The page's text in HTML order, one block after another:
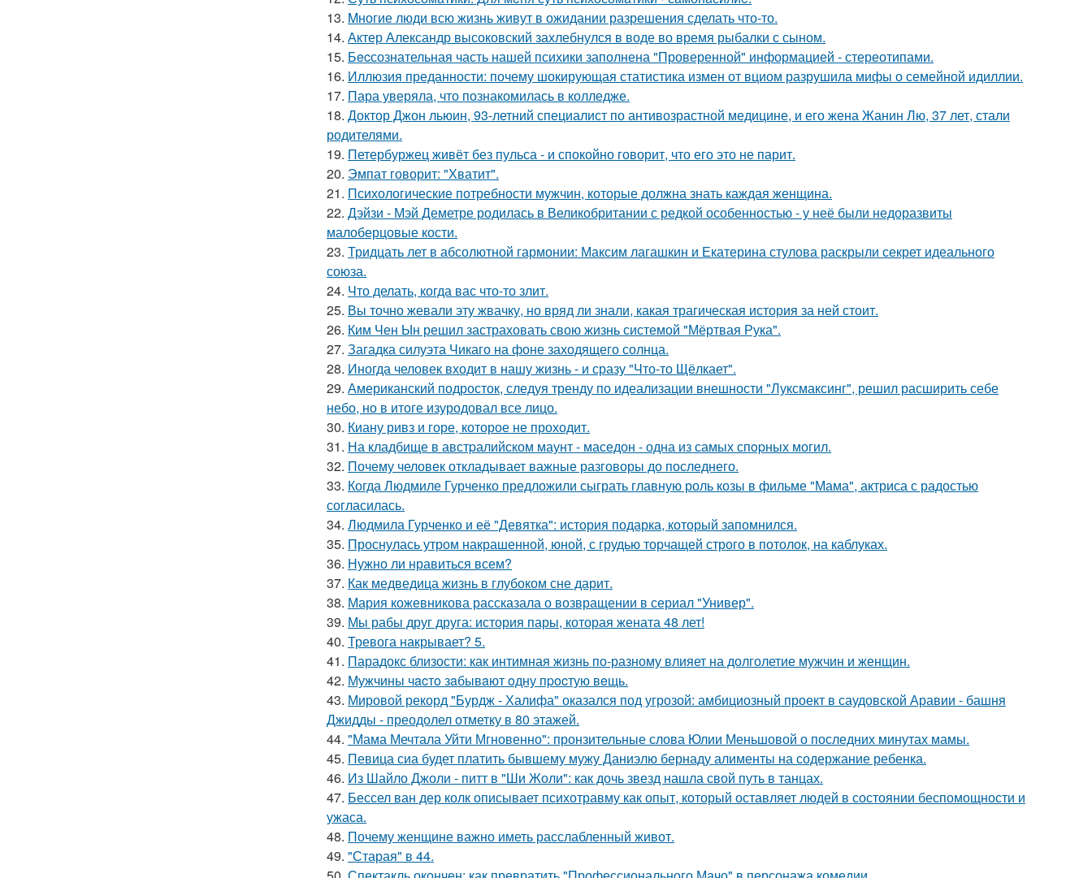
13. Mногие люди всю жизнь живут в ожидании разрешения сделать что-то.
14. Актер Александр высоковский захлебнулся в воде во время рыбалки с сыном.
15. Бecсознательная часть нашей психики заполнена "Проверенной" информацией - стереотипами.
16. Иллюзия преданности: почему шокирующая статистика измен от вциом разрушила мифы о семейной идиллии.
17. Пара уверяла, что познакомилась в колледже.
18. Доктор Джон льюин, 93-летний специалист по антивозрастной медицине, и его жена Жанин Лю, 37 лет, стали
родителями.
19. Петербуржец живёт без пульса - и спокойно говорит, что его это не парит.
20. Эмпат говорит: "Хватит".
21. Психологические потребности мужчин, которые должна знать каждая женщина.
22. Дэйзи - Мэй Деметре родилась в Великобритании с редкой особенностью - у неё были недоразвиты
малоберцовые кости.
23. Тридцать лет в абсолютной гармонии: Максим лагашкин и Екатерина стулова раскрыли секрет идеального
союза.
24. Что делать, когда вас что-то злит.
25. Вы точно жевали эту жвачку, но вряд ли знали, какая трагическая история за ней стоит.
26. Ким Чен Ын решил застраховать свою жизнь системой "Мёртвая Рука".
27. Загадка силуэта Чикаго на фоне заходящего солнца.
28. Иногда человек входит в нашу жизнь - и сразу "Что-то Щёлкает".
29. Американский подросток, следуя тренду по идеализации внешности "Луксмаксинг", решил расширить себе
небо, но в итоге изуродовал все лицо.
30. Киану ривз и горе, которое не проходит.
31. На кладбище в австpалийском маунт - маседон - одна из самых спopных могил.
32. Почему человек откладывает важные разговоры до последнего.
33. Когда Людмиле Гурченко предложили сыграть главную роль козы в фильме "Мама", актриса с радостью
согласилась.
34. Людмила Гурченко и её "Девятка": история подарка, который запомнился.
35. Проснулась утром накрашенной, юной, с грудью торчащей строго в потолок, на каблуках.
36. Нужно ли нравиться всем?
37. Как медведица жизнь в глубоком сне дарит.
38. Мария кожевникова рассказала о возвращении в сериал "Универ".
39. Мы рабы друг друга: история пары, которая жената 48 лет!
40. Тревога накрывает? 5.
41. Парадокс близости: как интимная жизнь по-разному влияет на долголетие мужчин и женщин.
42. Мужчины чacтo зaбывaют oдну пpocтую вeщь.
43. Мировой рекорд "Бурдж - Халифа" оказался под угрозой: амбициозный проект в саудовской Аравии - башня
Джидды - преодолел отметку в 80 этажей.
44. "Мама Мечтала Уйти Мгновенно": пронзительные слова Юлии Меньшовой о последних минутах мамы.
45. Певица сиа будет платить бывшему мужу Даниэлю бернаду алименты на содержание ребенка.
46. Из Шайло Джоли - питт в "Ши Жоли": как дочь звезд нашла свой путь в танцах.
47. Бессел ван дер колк описывает психотравму как опыт, который оставляет людей в состоянии беспомощности и
ужаса.
48. Почему женщине важно иметь расслабленный живот.
49. "Старая" в 44.